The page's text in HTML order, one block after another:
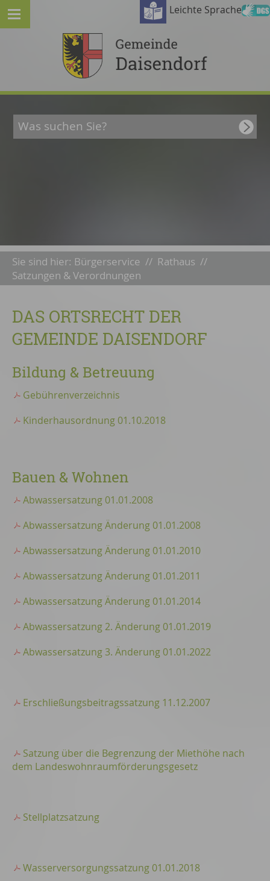
Leichte Sprache
Sie sind hier: Bürgerservice // Rathaus //
Satzungen & Verordnungen
DAS ORTSRECHT DER
GEMEINDE DAISENDORF
Bildung & Betreuung
Gebührenverzeichnis
Kinderhausordnung 01.10.2018
Bauen & Wohnen
Abwassersatzung 01.01.2008
Abwassersatzung Änderung 01.01.2008
Abwassersatzung Änderung 01.01.2010
Abwassersatzung Änderung 01.01.2011
Abwassersatzung Änderung 01.01.2014
Abwassersatzung 2. Änderung 01.01.2019
Abwassersatzung 3. Änderung 01.01.2022
Erschließungsbeitragssatzung 11.12.2007
Satzung über die Begrenzung der Miethöhe nach
dem Landeswohnraumförderungsgesetz
Stellplatzsatzung
Wasserversorgungssatzung 01.01.2018